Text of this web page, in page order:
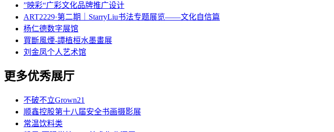
”映彩“广彩文化品牌推广设计
ART2229·第二期｜StarryLiu书法专题展览——文化自信篇
杨仁德数字展馆
買斷風煙-譚植桓水墨畫展
刘金凤个人艺术馆
更多优秀展厅
不破不立Grown21
顺鑫控股第十八届安全书画摄影展
常温饮料类